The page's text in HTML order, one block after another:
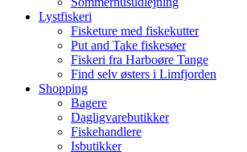
Lystfiskeri
Fisketure med fiskekutter
Put and Take fiskesøer
Fiskeri fra Harboøre Tange
Find selv østers i Limfjorden
Shopping
Bagere
Dagligvarebutikker
Fiskehandlere
Isbutikker